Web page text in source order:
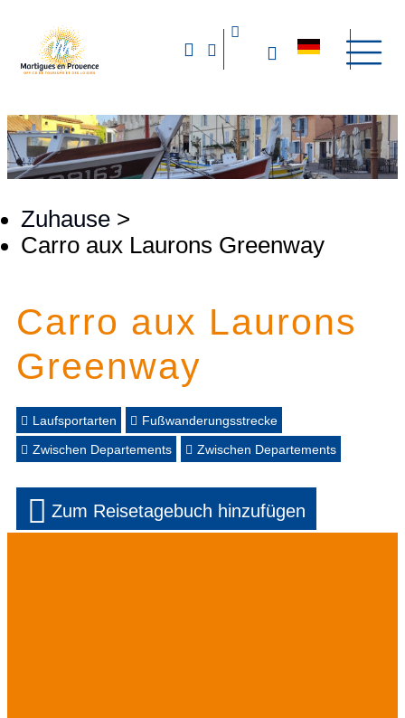
Zuhause >
Carro aux Laurons Greenway
Carro aux Laurons
Greenway
Laufsportarten
Fußwanderungsstrecke
Zwischen Departements
Zwischen Departements
Zum Reisetagebuch hinzufügen